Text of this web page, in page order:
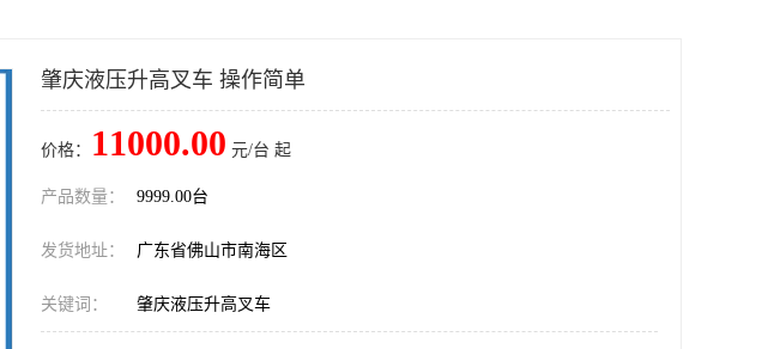
肇庆液压升高叉车 操作简单
价格： 11000.00 元/台 起
产品数量： 9999.00台
发货地址： 广东省佛山市南海区
关键词： 肇庆液压升高叉车